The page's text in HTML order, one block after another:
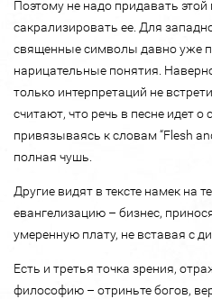
Поэтому не надо придавать
сакрализировать ее. Для
священные символы давно уже
нарицательные понятия.
только интерпретаций не
считают, что речь в песне идет о
привязываясь к словам “Flesh
полная чушь.
Другие видят в тексте намек на
евангелизацию – бизнес,
умеренную плату, не вставая с
Есть и третья точка зрения,
философию – отриньте богов,